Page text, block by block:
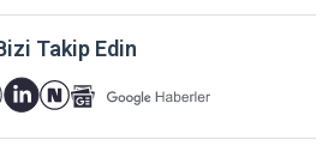
Takip Edin